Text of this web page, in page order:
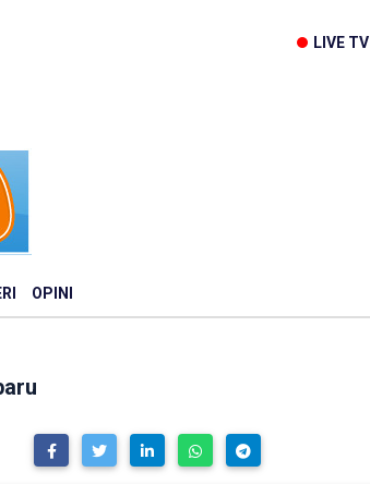
LIVE TV
OPINI